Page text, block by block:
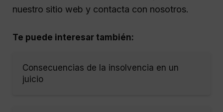
nuestro sitio web y contacta con nosotros.
Te puede interesar también:
Consecuencias de la insolvencia en un
juicio